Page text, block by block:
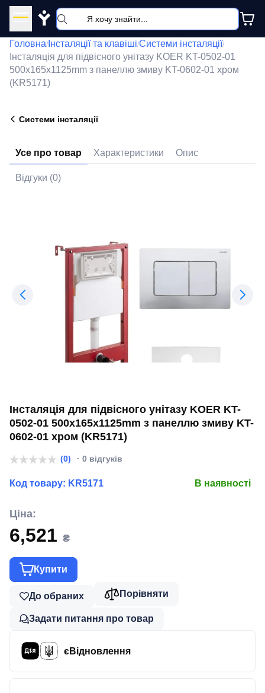
Y
Головна/ Інсталяції та клавіші/Системи інсталяції/
Інсталяція для підвісного унітазу KOER KT-0502-01
500x165x1125mm з панеллю змиву KT-0602-01 хром
(KR5171)
Системи інсталяції
Усе про товар Характеристики Опис
Відгуки (0)
Інсталяція для підвісного унітазу KOER KT-
0502-01 500x165x1125mm з панеллю змиву KT-
0602-01 хром (KR5171)
(0) · 0 відгуків
Код товару: KR5171 В наявності
Ціна:
6,521 ₴
Купити
До обраних Порівняти
Задати питання про товар
єВідновлення